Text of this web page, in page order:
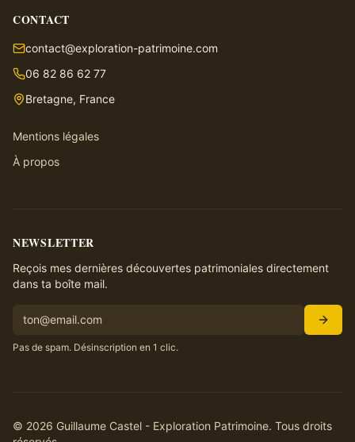
CONTACT
contact@exploration-patrimoine.com
06 82 86 62 77
Bretagne, France
Mentions légales
À propos
NEWSLETTER
Reçois mes dernières découvertes patrimoniales directement
dans ta boîte mail.
Pas de spam. Désinscription en 1 clic.
© 2026 Guillaume Castel - Exploration Patrimoine. Tous droits